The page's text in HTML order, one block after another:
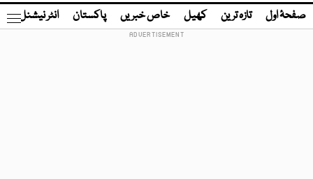
صفحۂ اول تازہ ترین کھیل خاص خبریں پاکستان انٹر نیشنل